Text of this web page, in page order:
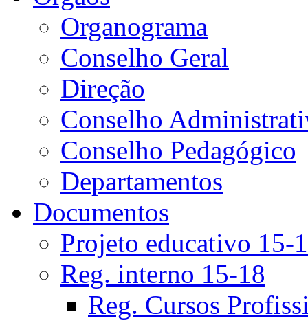
Organograma
Conselho Geral
Direção
Conselho
Conselho Pedagógico
Departamentos
Documentos
Projeto educativo 15-
Reg. interno 15-18
Reg. Cursos